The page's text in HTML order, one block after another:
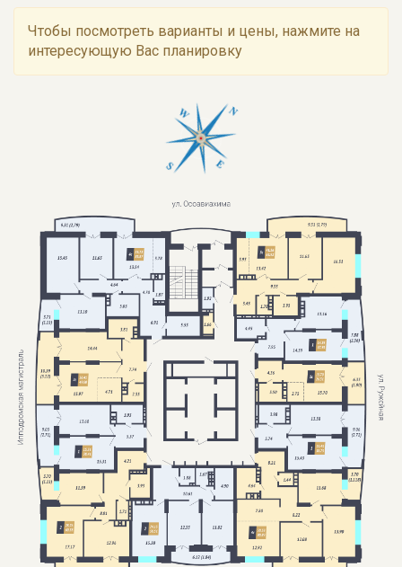
Чтобы посмотреть варианты и цены, нажмите на
интересующую Вас планировку